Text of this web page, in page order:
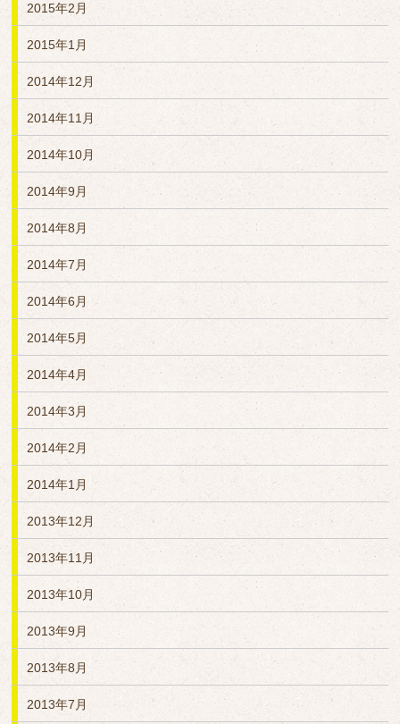
2015年2月
2015年1月
2014年12月
2014年11月
2014年10月
2014年9月
2014年8月
2014年7月
2014年6月
2014年5月
2014年4月
2014年3月
2014年2月
2014年1月
2013年12月
2013年11月
2013年10月
2013年9月
2013年8月
2013年7月